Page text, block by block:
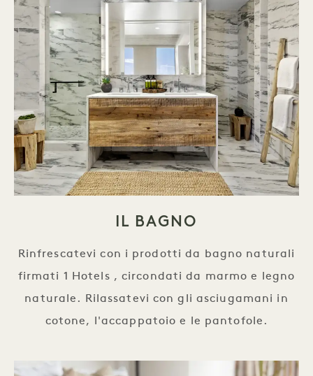
IL BAGNO
Rinfrescatevi con i prodotti da bagno naturali
firmati 1 Hotels , circondati da marmo e legno
naturale. Rilassatevi con gli asciugamani in
cotone, l'accappatoio e le pantofole.